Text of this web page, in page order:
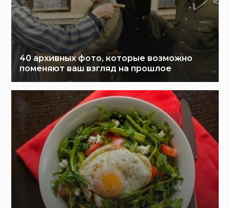
40 архивных фото, которые возможно
поменяют ваш взгляд на прошлое